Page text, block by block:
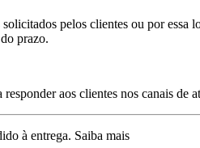
pelos clientes ou por
prazo.
aos clientes nos canais
à entrega. Saiba mais